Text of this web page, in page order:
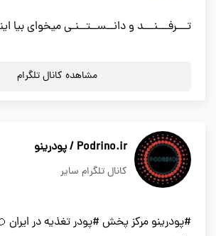
تـــرفـــنـــد و دانــســتــنـی میخوای بیا
مشاهده کانال تلگرام
Podrino.ir / پودرینو
کانال تلگرام سایر
#پودرینو مرکز پخش #پودر تغذیه در